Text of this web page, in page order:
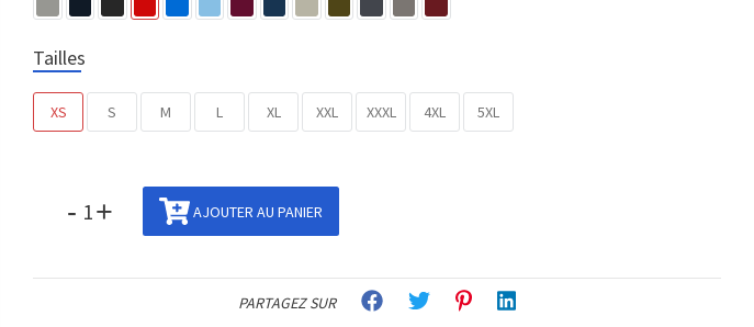
Tailles
XS S M L XL XXL XXXL 4XL 5XL
- + AJOUTER AU PANIER
PARTAGEZ SUR